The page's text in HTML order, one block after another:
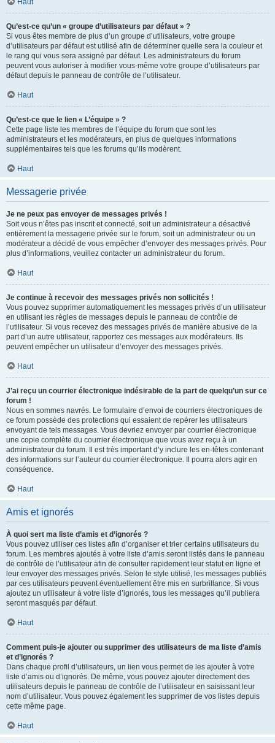
Haut
Qu’est-ce qu’un « groupe d’utilisateurs par défaut » ?
Si vous êtes membre de plus d’un groupe d’utilisateurs, votre groupe
d’utilisateurs par défaut est utilisé afin de déterminer quelle sera la couleur et
le rang qui vous sera assigné par défaut. Les administrateurs du forum
peuvent vous autoriser à modifier vous-même votre groupe d’utilisateurs par
défaut depuis le panneau de contrôle de l’utilisateur.
Haut
Qu’est-ce que le lien « L’équipe » ?
Cette page liste les membres de l’équipe du forum que sont les
administrateurs et les modérateurs, en plus de quelques informations
supplémentaires tels que les forums qu’ils modèrent.
Haut
Messagerie privée
Je ne peux pas envoyer de messages privés !
Soit vous n’êtes pas inscrit et connecté, soit un administrateur a désactivé
entièrement la messagerie privée sur le forum, soit un administrateur ou un
modérateur a décidé de vous empêcher d’envoyer des messages privés. Pour
plus d’informations, veuillez contacter un administrateur du forum.
Haut
Je continue à recevoir des messages privés non sollicités !
Vous pouvez supprimer automatiquement les messages privés d’un utilisateur
en utilisant les règles de messages depuis le panneau de contrôle de
l’utilisateur. Si vous recevez des messages privés de manière abusive de la
part d’un autre utilisateur, rapportez ces messages aux modérateurs. Ils
peuvent empêcher un utilisateur d’envoyer des messages privés.
Haut
J’ai reçu un courrier électronique indésirable de la part de quelqu’un sur ce
forum !
Nous en sommes navrés. Le formulaire d’envoi de courriers électroniques de
ce forum possède des protections qui essaient de repérer les utilisateurs
envoyant de tels messages. Vous devriez envoyer par courrier électronique
une copie complète du courrier électronique que vous avez reçu à un
administrateur du forum. Il est très important d’y inclure les en-têtes contenant
des informations sur l’auteur du courrier électronique. Il pourra alors agir en
conséquence.
Haut
Amis et ignorés
À quoi sert ma liste d’amis et d’ignorés ?
Vous pouvez utiliser ces listes afin d’organiser et trier certains utilisateurs du
forum. Les membres ajoutés à votre liste d’amis seront listés dans le panneau
de contrôle de l’utilisateur afin de consulter rapidement leur statut en ligne et
leur envoyer des messages privés. Selon le style utilisé, les messages publiés
par ces utilisateurs peuvent éventuellement être mis en surbrillance. Si vous
ajoutez un utilisateur à votre liste d’ignorés, tous les messages qu’il publiera
seront masqués par défaut.
Haut
Comment puis-je ajouter ou supprimer des utilisateurs de ma liste d’amis
et d’ignorés ?
Dans chaque profil d’utilisateurs, un lien vous permet de les ajouter à votre
liste d’amis ou d’ignorés. De même, vous pouvez ajouter directement des
utilisateurs depuis le panneau de contrôle de l’utilisateur en saisissant leur
nom d’utilisateur. Vous pouvez également les supprimer de vos listes depuis
cette même page.
Haut